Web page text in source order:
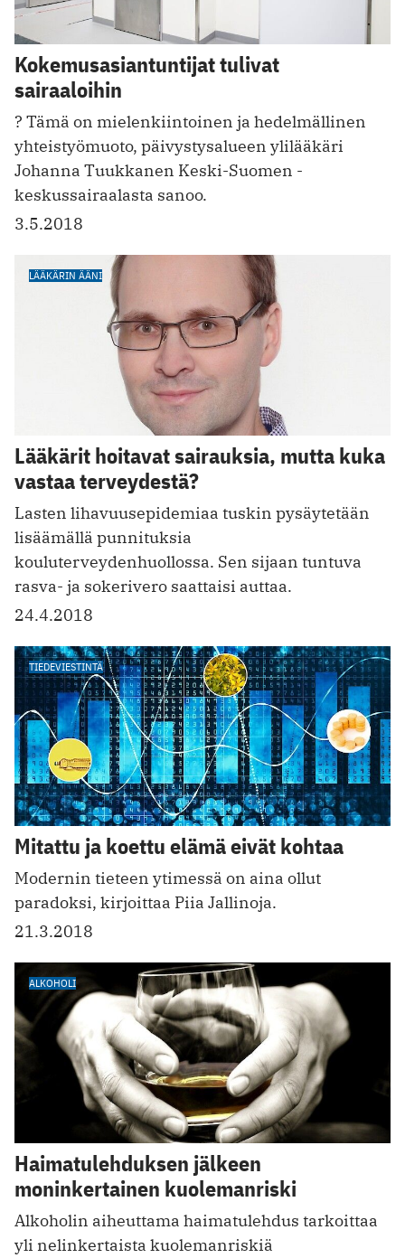
Kokemusasiantuntijat tulivat
sairaaloihin
? Tämä on mielenkiintoinen ja hedelmällinen
yhteistyömuoto, päivystysalueen ylilääkäri
Johanna ­Tuukkanen Keski-Suomen ­
keskussairaalasta sanoo.
3.5.2018
LÄÄKÄRIN ÄÄNI
Lääkärit hoitavat sairauksia, mutta kuka
vastaa terveydestä?
Lasten lihavuusepidemiaa tuskin pysäytetään
lisäämällä punnituksia
kouluterveydenhuollossa. Sen sijaan tuntuva
rasva- ja sokerivero saattaisi auttaa.
24.4.2018
TIEDEVIESTINTÄ
Mitattu ja koettu elämä eivät kohtaa
Modernin tieteen ytimessä on aina ollut
paradoksi, kirjoittaa Piia Jallinoja.
21.3.2018
ALKOHOLI
Haimatulehduksen jälkeen
moninkertainen kuolemanriski
Alkoholin aiheuttama haimatulehdus tarkoittaa
yli nelinkertaista kuolemanriskiä